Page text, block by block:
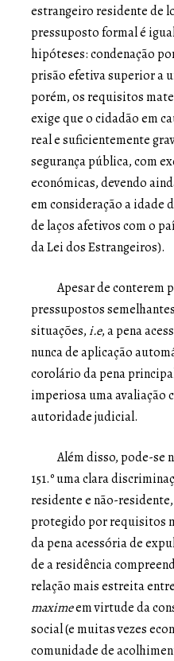
estrangeiro residente de
pressuposto formal é
hipóteses: condenação
prisão efetiva superior a
porém, os requisitos
exige que o cidadão em
real e suficientemente
segurança pública, com
económicas, devendo
em consideração a idade
de laços afetivos com o
da Lei dos Estrangeiros).
Apesar de conterem
pressupostos
situações, i.e, a pena
nunca de aplicação
corolário da pena
imperiosa uma avaliação
autoridade judicial.
Além disso, pode-se
151.º uma clara
residente e não-
protegido por requisitos
da pena acessória de
de a residência
relação mais estreita
maximeem virtude da
social (e muitas vezes
comunidade de